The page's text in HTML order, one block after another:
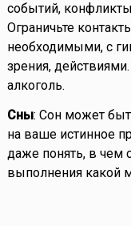
событий,
Ограничьте
необходимыми, с
зрения,
алкоголь.
Сны: Сон может
на ваше истинное
даже понять, в
выполнения какой